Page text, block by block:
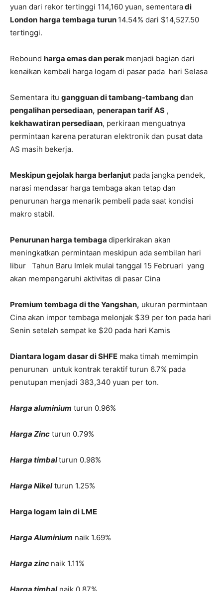
yuan dari rekor tertinggi 114,160 yuan, sementaradi
London harga tembaga turun 14.54% dari $14,527.50
tertinggi.
Rebound harga emas dan perak menjadi bagian dari
kenaikan kembali harga logam di pasar pada hari Selasa
Sementara itu gangguan di tambang-tambang dan
pengalihan persediaan, penerapan tarif AS ,
kekhawatiran persediaan, perkiraan menguatnya
permintaan karena peraturan elektronik dan pusat data
AS masih bekerja.
Meskipun gejolak harga berlanjut pada jangka pendek,
narasi mendasar harga tembaga akan tetap dan
penurunan harga menarik pembeli pada saat kondisi
makro stabil.
Penurunan harga tembaga diperkirakan akan
meningkatkan permintaan meskipun ada sembilan hari
libur Tahun Baru Imlek mulai tanggal 15 Februari yang
akan mempengaruhi aktivitas di pasar Cina
Premium tembaga di the Yangshan, ukuran permintaan
Cina akan impor tembaga melonjak $39 per ton pada hari
Senin setelah sempat ke $20 pada hari Kamis
Diantara logam dasar di SHFE maka timah memimpin
penurunan untuk kontrak teraktif turun 6.7% pada
penutupan menjadi 383,340 yuan per ton.
Harga aluminium turun 0.96%
Harga Zinc turun 0.79%
Harga timbalturun 0.98%
Harga Nikelturun 1.25%
Harga logam lain di LME
Harga Aluminium naik 1.69%
Harga zinc naik 1.11%
Harga timbalnaik 0.87%